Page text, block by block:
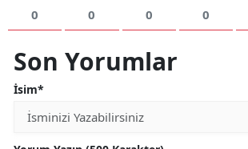
Trabzon
0 0 0 0
Son Yorumlar
İsim*